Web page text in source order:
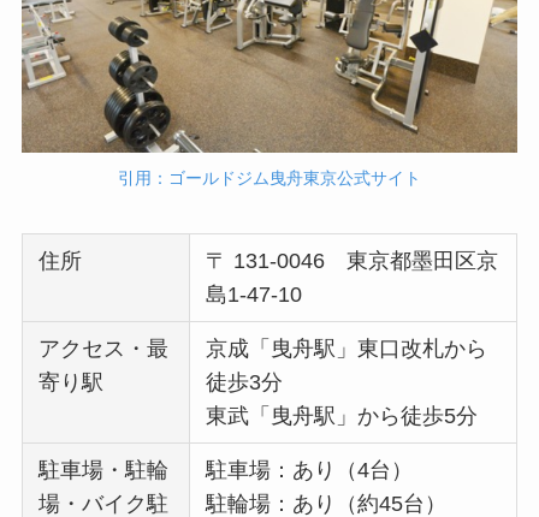
引用：ゴールドジム曳舟東京公式サイト
住所
〒 131-0046 東京都墨田区京
島1-47-10
アクセス・最
寄り駅
京成「曳舟駅」東口改札から
徒歩3分
東武「曳舟駅」から徒歩5分
駐車場・駐輪
場・バイク駐
駐車場：あり（4台）
駐輪場：あり（約45台）